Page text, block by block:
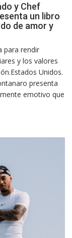
y Chef
un libro
de amor y
para rendir
y los valores
Unidos.
presenta
emotivo que